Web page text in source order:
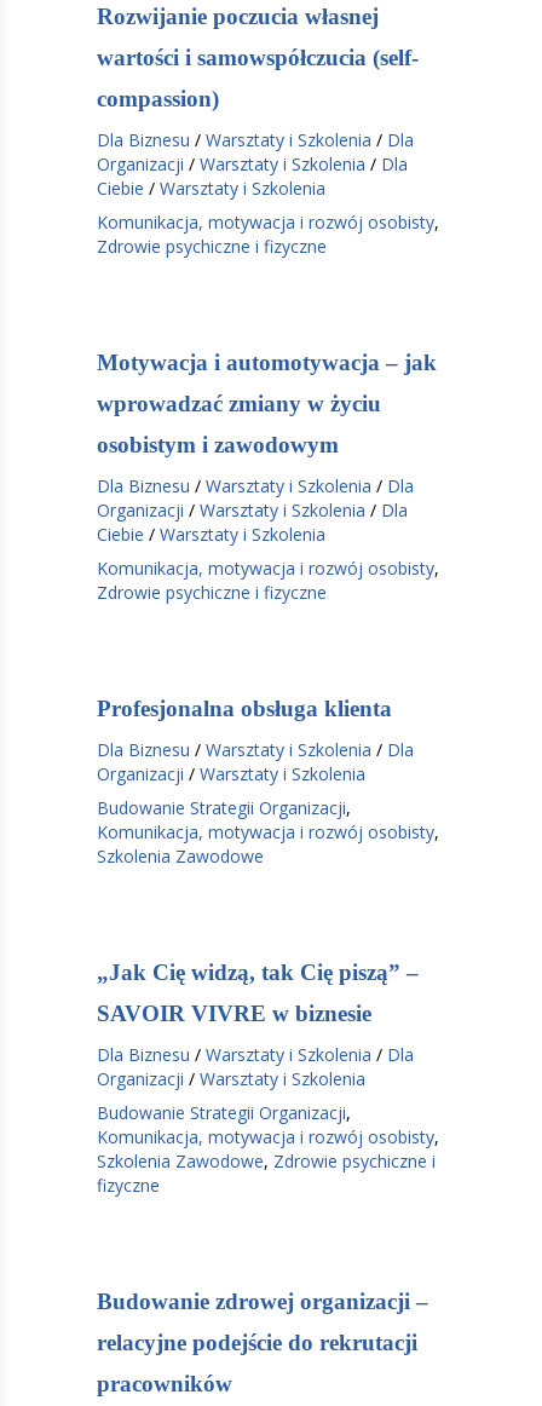
Rozwijanie poczucia własnej
wartości i samowspółczucia (self-
compassion)
Dla Biznesu / Warsztaty i Szkolenia / Dla
Organizacji / Warsztaty i Szkolenia / Dla
Ciebie / Warsztaty i Szkolenia
Komunikacja, motywacja i rozwój osobisty,
Zdrowie psychiczne i fizyczne
Motywacja i automotywacja – jak
wprowadzać zmiany w życiu
osobistym i zawodowym
Dla Biznesu / Warsztaty i Szkolenia / Dla
Organizacji / Warsztaty i Szkolenia / Dla
Ciebie / Warsztaty i Szkolenia
Komunikacja, motywacja i rozwój osobisty,
Zdrowie psychiczne i fizyczne
Profesjonalna obsługa klienta
Dla Biznesu / Warsztaty i Szkolenia / Dla
Organizacji / Warsztaty i Szkolenia
Budowanie Strategii Organizacji,
Komunikacja, motywacja i rozwój osobisty,
Szkolenia Zawodowe
„Jak Cię widzą, tak Cię piszą” –
SAVOIR VIVRE w biznesie
Dla Biznesu / Warsztaty i Szkolenia / Dla
Organizacji / Warsztaty i Szkolenia
Budowanie Strategii Organizacji,
Komunikacja, motywacja i rozwój osobisty,
Szkolenia Zawodowe, Zdrowie psychiczne i
fizyczne
Budowanie zdrowej organizacji –
relacyjne podejście do rekrutacji
pracowników